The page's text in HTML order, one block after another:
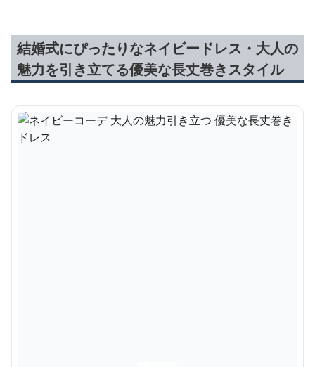
結婚式にぴったりなネイビードレス・大人の
魅力を引き立てる優美な長丈巻きスタイル